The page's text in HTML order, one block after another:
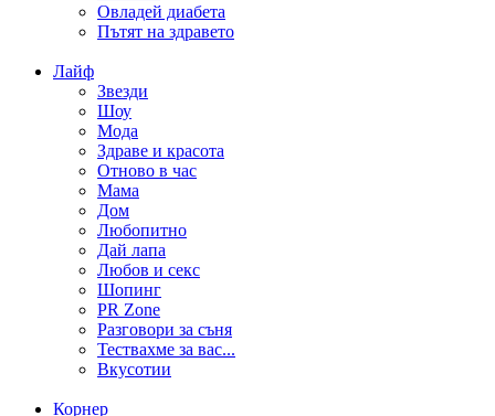
Овладей диабета
Пътят на здравето
Лайф
Звезди
Шоу
Мода
Здраве и красота
Отново в час
Мама
Дом
Любопитно
Дай лапа
Любов и секс
Шопинг
PR Zone
Разговори за съня
Тествахме за вас...
Вкусотии
Корнер